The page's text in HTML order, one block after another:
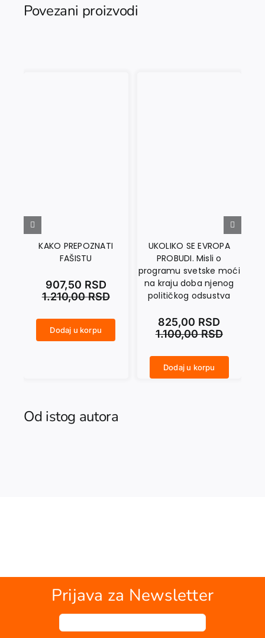
Povezani proizvodi
KAKO PREPOZNATI
FAŠISTU
1.210,00RSD
907,50 RSD
Dodaj u korpu
UKOLIKO SE EVROPA
PROBUDI. Misli o
programu svetske moći
na kraju doba njenog
političkog odsustva
1.100,00RSD
825,00 RSD
Dodaj u korpu
Od istog autora
Prijava za Newsletter